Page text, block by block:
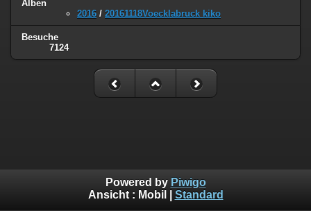
Alben
2016 / 20161118Voecklabruck kiko
Besuche
7124
Powered by Piwigo
Ansicht : Mobil Standard